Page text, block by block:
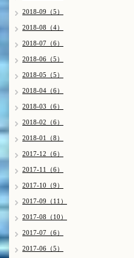
2018-09（5）
2018-08（4）
2018-07（6）
2018-06（5）
2018-05（5）
2018-04（6）
2018-03（6）
2018-02（6）
2018-01（8）
2017-12（6）
2017-11（6）
2017-10（9）
2017-09（11）
2017-08（10）
2017-07（6）
2017-06（5）